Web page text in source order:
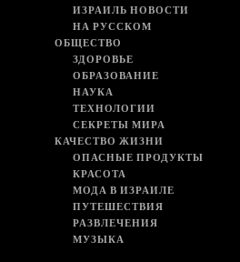
ИЗРАИЛЬ НОВОСТИ
НА РУССКОМ
ОБЩЕСТВО
ЗДОРОВЬЕ
ОБРАЗОВАНИЕ
НАУКА
ТЕХНОЛОГИИ
СЕКРЕТЫ МИРА
КАЧЕСТВО ЖИЗНИ
ОПАСНЫЕ ПРОДУКТЫ
КРАСОТА
МОДА В ИЗРАИЛЕ
ПУТЕШЕСТВИЯ
РАЗВЛЕЧЕНИЯ
МУЗЫКА